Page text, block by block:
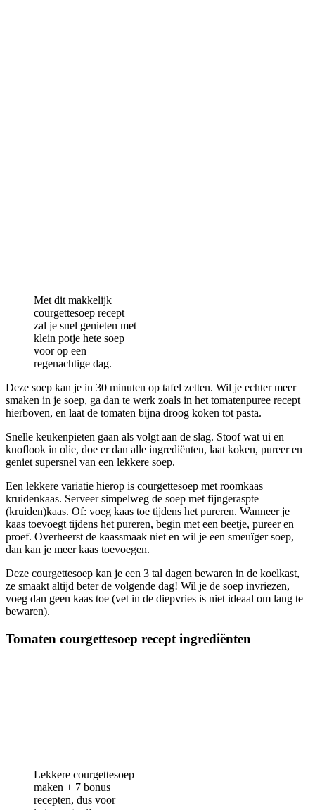
Met dit makkelijk
courgettesoep recept
zal je snel genieten met
klein potje hete soep
voor op een
regenachtige dag.
Deze soep kan je in 30 minuten op tafel zetten. Wil je echter meer
smaken in je soep, ga dan te werk zoals in het tomatenpuree recept
hierboven, en laat de tomaten bijna droog koken tot pasta.
Snelle keukenpieten gaan als volgt aan de slag. Stoof wat ui en
knoflook in olie, doe er dan alle ingrediënten, laat koken, pureer en
geniet supersnel van een lekkere soep.
Een lekkere variatie hierop is courgettesoep met roomkaas
kruidenkaas. Serveer simpelweg de soep met fijngeraspte
(kruiden)kaas. Of: voeg kaas toe tijdens het pureren. Wanneer je
kaas toevoegt tijdens het pureren, begin met een beetje, pureer en
proef. Overheerst de kaassmaak niet en wil je een smeuïger soep,
dan kan je meer kaas toevoegen.
Deze courgettesoep kan je een 3 tal dagen bewaren in de koelkast,
ze smaakt altijd beter de volgende dag! Wil je de soep invriezen,
voeg dan geen kaas toe (vet in de diepvries is niet ideaal om lang te
bewaren).
Tomaten courgettesoep recept ingrediënten
Lekkere courgettesoep
maken + 7 bonus
recepten, dus voor